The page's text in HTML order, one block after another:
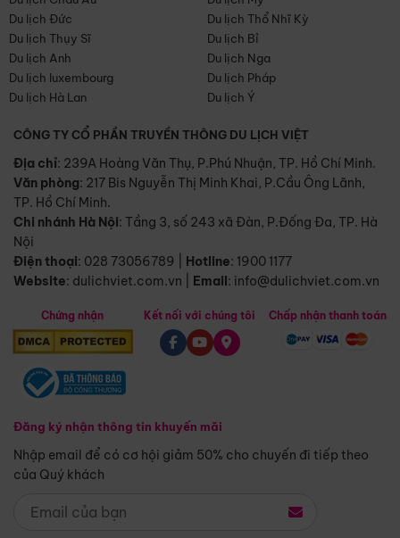
Du lịch Đức
Du lịch Thổ Nhĩ Kỳ
Du lịch Thụy Sĩ
Du lịch Bỉ
Du lịch Anh
Du lịch Nga
Du lịch luxembourg
Du lịch Pháp
Du lịch Hà Lan
Du lịch Ý
CÔNG TY CỔ PHẦN TRUYỀN THÔNG DU LỊCH VIỆT
Địa chỉ: 239A Hoàng Văn Thụ, P.Phú Nhuận, TP. Hồ Chí Minh.
Văn phòng: 217 Bis Nguyễn Thị Minh Khai, P.Cầu Ông Lãnh,
TP. Hồ Chí Minh.
Chi nhánh Hà Nội: Tầng 3, số 243 xã Đàn, P.Đống Đa, TP. Hà
Nội
Điện thoại: 028 73056789 Hotline: 1900 1177
Website: dulichviet.com.vn Email: info@dulichviet.com.vn
Chứng nhận
Đăng ký nhận thông tin khuyến mãi
Nhập email để có cơ hội giảm 50% cho chuyến đi tiếp theo
của Quý khách
Kết nối với chúng tôi Chấp nhận thanh toán